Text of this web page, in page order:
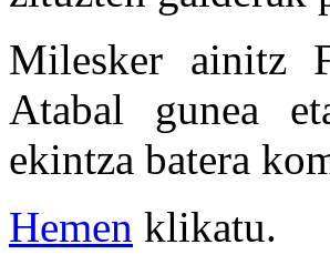
Milesker ainitz
Atabal gunea
ekintza batera
Hemen klikatu.